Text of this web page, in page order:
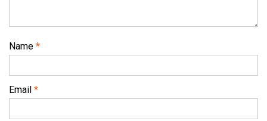
Name *
Email *